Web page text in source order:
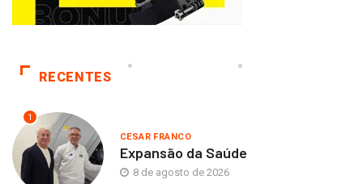
RECENTES
1
CESAR FRANCO
Expansão da Saúde
8 de agosto de 2026